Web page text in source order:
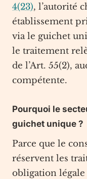
4(23), l’autorité
établissement
via le guichet
le traitement
de l’Art. 55(2),
compétente.
Pourquoi le
guichet unique ?
Parce que le
réservent les
obligation